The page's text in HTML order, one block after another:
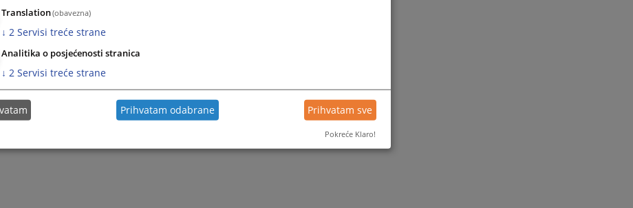
Translation(obavezna)
↓ 2 Servisi treće strane
Analitika o posjećenosti stranica
↓ 2 Servisi treće strane
Prihvatam odabrane Prihvatam sve
Pokreće Klaro!